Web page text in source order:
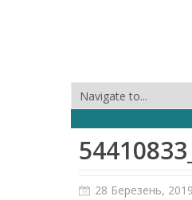
28 Березень, 2019